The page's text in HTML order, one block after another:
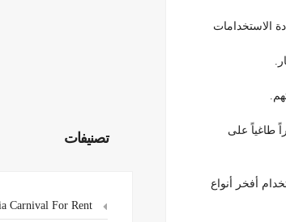
طاغياً على
أفخر أنواع
تصنيفات